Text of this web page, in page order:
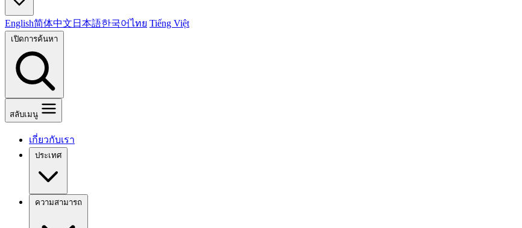
English简体中文 日本語한국어ไทย Tiếng Việt
เปิดการค้นหา
สลับเมนู
เกี่ยวกับเรา
ประเทศ
ความสามารถ